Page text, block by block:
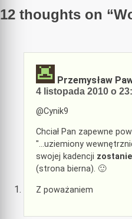
12 thoughts on “
Przemysław
4 listopada 2010 o
@Cynik9
Chciał Pan zapewne
"…uziemiony
swojej kadencji
(strona bierna). 🙂
Z poważaniem